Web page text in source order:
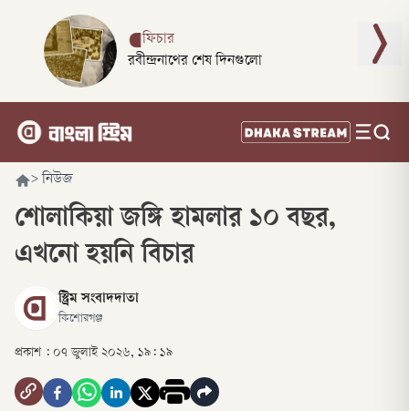
ফিচার
রবীন্দ্রনাথের শেষ দিনগুলো
> নিউজ
শোলাকিয়া জঙ্গি হামলার ১০ বছর,
এখনো হয়নি বিচার
স্ট্রিম সংবাদদাতা
কিশোরগঞ্জ
প্রকাশ : ০৭ জুলাই ২০২৬, ১৯: ১৯